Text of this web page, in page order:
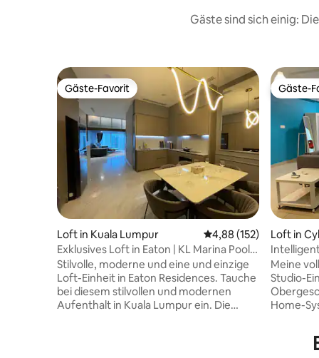
Gäste sind sich einig:
Gäste-Favorit
Gäste-Favorit
Loft in Kuala Lumpur Durchschnittliche
4,88 (152)
Exklusives Loft in Eaton | KL Marina Pool
auf der Dachterrasse
Stilvolle, moderne und eine und einzige
Loft-Einheit in Eaton Residences. Tauche
bei diesem stilvollen und modernen
Aufenthalt in Kuala Lumpur ein. Die
Gäste-
Gäste-
Loft in
Wohnung
Meine
Studio-
Home-
aus